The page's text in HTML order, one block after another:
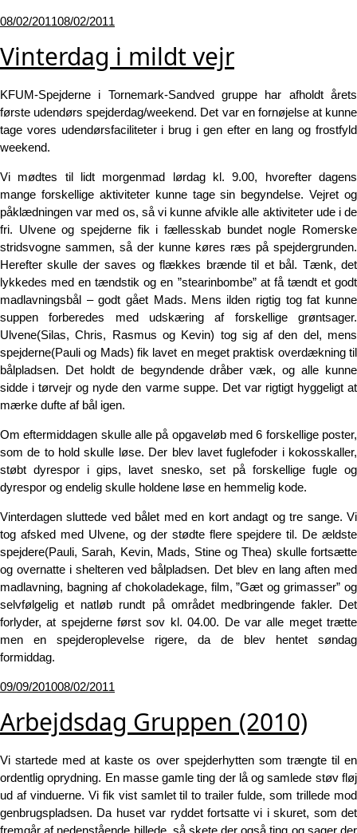
Udgivet
08/02/201108/02/2011
Vinterdag i mildt vejr
KFUM-Spejderne i Tornemark-Sandved gruppe har afholdt årets
første udendørs spejderdag/weekend. Det var en fornøjelse at kunne
tage vores udendørsfaciliteter i brug i gen efter en lang og frostfyld
weekend.
Vi mødtes til lidt morgenmad lørdag kl. 9.00, hvorefter dagens
mange forskellige aktiviteter kunne tage sin begyndelse. Vejret og
påklædningen var med os, så vi kunne afvikle alle aktiviteter ude i de
fri. Ulvene og spejderne fik i fællesskab bundet nogle Romerske
stridsvogne sammen, så der kunne køres ræs på spejdergrunden.
Herefter skulle der saves og flækkes brænde til et bål. Tænk, det
lykkedes med en tændstik og en ”stearinbombe” at få tændt et godt
madlavningsbål – godt gået Mads. Mens ilden rigtig tog fat kunne
suppen forberedes med udskæring af forskellige grøntsager.
Ulvene(Silas, Chris, Rasmus og Kevin) tog sig af den del, mens
spejderne(Pauli og Mads) fik lavet en meget praktisk overdækning til
bålpladsen. Det holdt de begyndende dråber væk, og alle kunne
sidde i tørvejr og nyde den varme suppe. Det var rigtigt hyggeligt at
mærke dufte af bål igen.
Om eftermiddagen skulle alle på opgaveløb med 6 forskellige poster,
som de to hold skulle løse. Der blev lavet fuglefoder i kokosskaller,
støbt dyrespor i gips, lavet snesko, set på forskellige fugle og
dyrespor og endelig skulle holdene løse en hemmelig kode.
Vinterdagen sluttede ved bålet med en kort andagt og tre sange. Vi
tog afsked med Ulvene, og der stødte flere spejdere til. De ældste
spejdere(Pauli, Sarah, Kevin, Mads, Stine og Thea) skulle fortsætte
og overnatte i shelteren ved bålpladsen. Det blev en lang aften med
madlavning, bagning af chokoladekage, film, ”Gæt og grimasser” og
selvfølgelig et natløb rundt på området medbringende fakler. Det
forlyder, at spejderne først sov kl. 04.00. De var alle meget trætte
men en spejderoplevelse rigere, da de blev hentet søndag
formiddag.
Udgivet
09/09/201008/02/2011
Arbejdsdag Gruppen (2010)
Vi startede med at kaste os over spejderhytten som trængte til en
ordentlig oprydning. En masse gamle ting der lå og samlede støv fløj
ud af vinduerne. Vi fik vist samlet til to trailer fulde, som trillede mod
genbrugspladsen. Da huset var ryddet fortsatte vi i skuret, som det
fremgår af nedenstående billede, så skete der også ting og sager der